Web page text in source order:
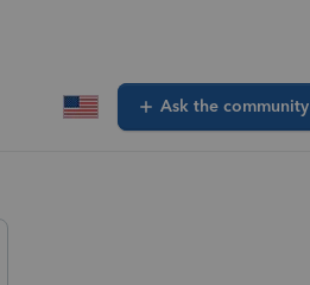
Ask the community